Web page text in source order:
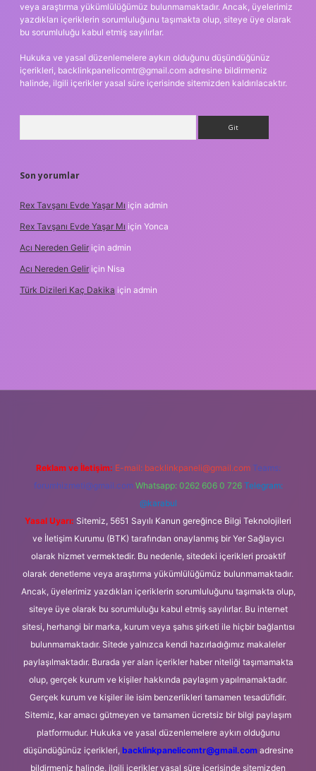
veya araştırma yükümlülüğümüz bulunmamaktadır. Ancak, üyelerimiz
yazdıkları içeriklerin sorumluluğunu taşımakta olup, siteye üye olarak
bu sorumluluğu kabul etmiş sayılırlar.
Hukuka ve yasal düzenlemelere aykırı olduğunu düşündüğünüz
içerikleri, backlinkpanelicomtr@gmail.com adresine bildirmeniz
halinde, ilgili içerikler yasal süre içerisinde sitemizden kaldırılacaktır.
Son yorumlar
Rex Tavşanı Evde Yaşar Mı için admin
Rex Tavşanı Evde Yaşar Mı için Yonca
Acı Nereden Gelir için admin
Acı Nereden Gelir için Nisa
Türk Dizileri Kaç Dakika için admin
Reklam ve İletişim: E-mail: backlinkpaneli@gmail.com Teams:
forumhizmeti@gmail.com Whatsapp: 0262 606 0 726 Telegram:
@karabul
Yasal Uyarı: Sitemiz, 5651 Sayılı Kanun gereğince Bilgi Teknolojileri
ve İletişim Kurumu (BTK) tarafından onaylanmış bir Yer Sağlayıcı
olarak hizmet vermektedir. Bu nedenle, sitedeki içerikleri proaktif
olarak denetleme veya araştırma yükümlülüğümüz bulunmamaktadır.
Ancak, üyelerimiz yazdıkları içeriklerin sorumluluğunu taşımakta olup,
siteye üye olarak bu sorumluluğu kabul etmiş sayılırlar. Bu internet
sitesi, herhangi bir marka, kurum veya şahıs şirketi ile hiçbir bağlantısı
bulunmamaktadır. Sitede yalnızca kendi hazırladığımız makaleler
paylaşılmaktadır. Burada yer alan içerikler haber niteliği taşımamakta
olup, gerçek kurum ve kişiler hakkında paylaşım yapılmamaktadır.
Gerçek kurum ve kişiler ile isim benzerlikleri tamamen tesadüfidir.
Sitemiz, kar amacı gütmeyen ve tamamen ücretsiz bir bilgi paylaşım
platformudur. Hukuka ve yasal düzenlemelere aykırı olduğunu
düşündüğünüz içerikleri, backlinkpanelicomtr@gmail.comadresine
bildirmeniz halinde, ilgili içerikler yasal süre içerisinde sitemizden